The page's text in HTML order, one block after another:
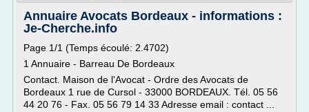
Annuaire Avocats Bordeaux - informations :
Je-Cherche.info
Page 1/1 (Temps écoulé: 2.4702)
1 Annuaire - Barreau De Bordeaux
Contact. Maison de l'Avocat - Ordre des Avocats de
Bordeaux 1 rue de Cursol - 33000 BORDEAUX. Tél. 05 56
44 20 76 - Fax. 05 56 79 14 33 Adresse email : contact ...